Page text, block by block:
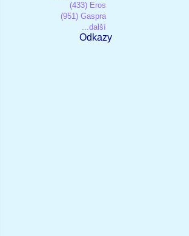
(433) Eros
(951) Gaspra
...další
Odkazy